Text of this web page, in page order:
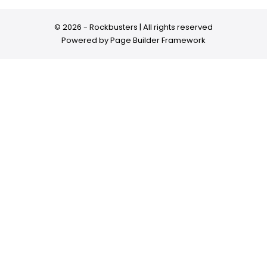
© 2026 - Rockbusters | All rights reserved
Powered byPage Builder Framework